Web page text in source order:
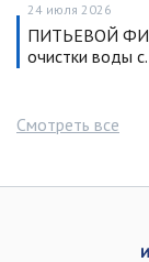
24 июля 2026
ПИТЬЕВОЙ
очистки воды
Смотреть все